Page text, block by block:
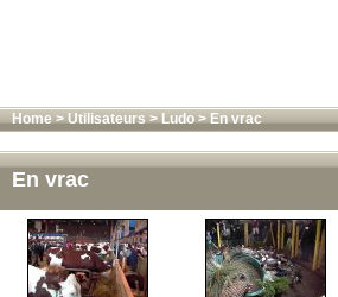
Home>Utilisateurs>Ludo>En vrac
En vrac